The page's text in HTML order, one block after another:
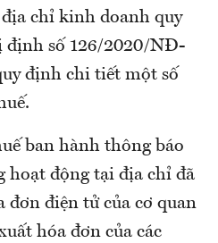
chỉ kinh doanh quy
số 126/2020/NĐ-
định chi tiết một số
ban hành thông báo
hoạt động tại địa chỉ đã
đơn điện tử của cơ quan
hóa đơn của các